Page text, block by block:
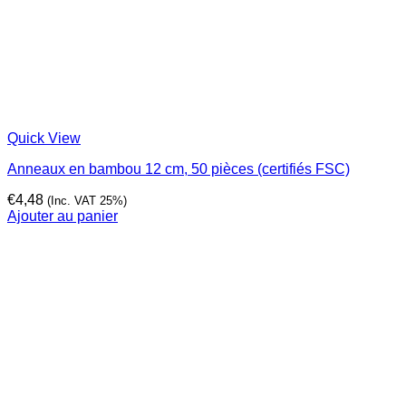
Quick View
Anneaux en bambou 12 cm, 50 pièces (certifiés FSC)
€4,48 (Inc. VAT 25%)
Ajouter au panier